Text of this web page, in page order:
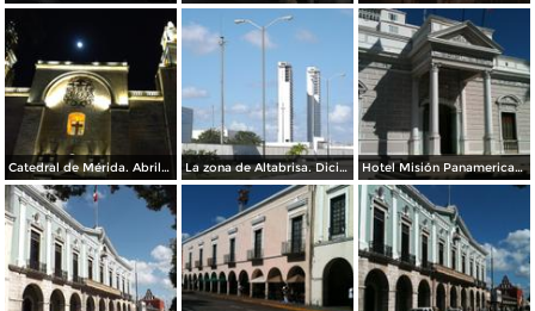
Catedral de Mérida. Abril/2015 La zona de Altabrisa. Diciembre/2014 Hotel Misión Panamericana Mérida. Diciembre/2014